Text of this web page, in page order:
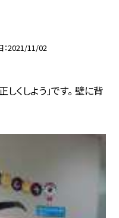
2021/11/02
くしよう」です。 壁に背